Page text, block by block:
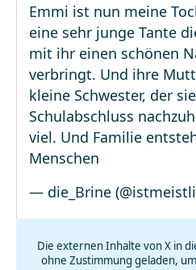
Emmi ist nun meine
eine sehr junge Tante
mit ihr einen schönen
verbringt. Und ihre
kleine Schwester, der
Schulabschluss
viel. Und Familie
Menschen
— die_Brine
Die externen Inhalte von X in
ohne Zustimmung geladen,